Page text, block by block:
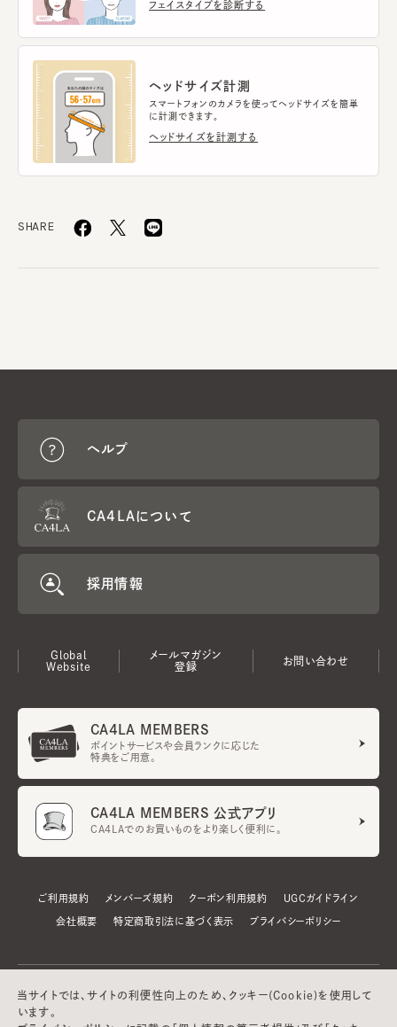
フェイスタイプを診断する
ヘッドサイズ計測
スマートフォンのカメラを使ってヘッドサイズを簡単
に計測できます。
ヘッドサイズを計測する
SHARE
ヘルプ
CA4LAについて
採用情報
Global
Website
メールマガジン
登録
お問い合わせ
CA4LA MEMBERS
ポイントサービスや会員ランクに応じた
特典をご用意。
CA4LA MEMBERS 公式アプリ
CA4LAでのお買いものをより楽しく便利に。
ご利用規約 メンバーズ規約 クーポン利用規約 UGCガイドライン
会社概要 特定商取引法に基づく表示 プライバシーポリシー
当サイトでは、サイトの利便性向上のため、クッキー(Cookie)を使用して
います。